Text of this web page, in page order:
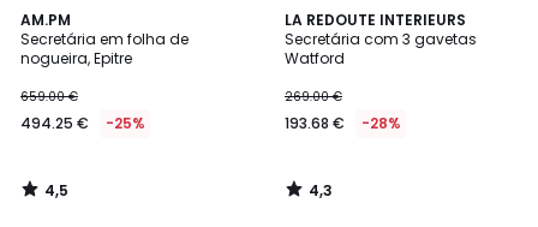
AM.PM
Secretária em folha de
nogueira, Epitre
659.00 €
494.25 € -25%
4,5
/ 5
4,5
/
LA REDOUTE INTERIEURS
Secretária com 3 gavetas
Watford
269.00 €
193.68 € -28%
4,3
/ 5
4,3
/